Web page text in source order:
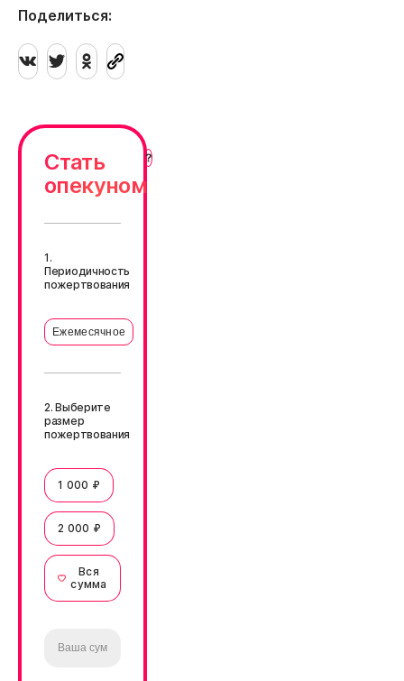
Поделиться:
Стать
опекуном
1.
Периодичность
пожертвования
Ежемесячное
2. Выберите
размер
пожертвования
1 000 ₽
2 000 ₽
Вся
сумма